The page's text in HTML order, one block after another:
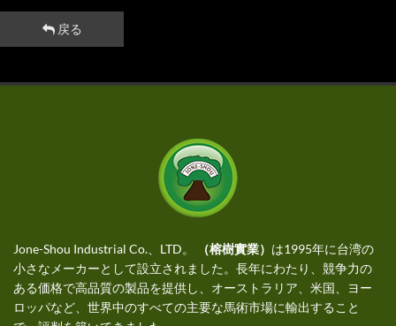
戻る
Jone-Shou Industrial Co.、LTD。 （榕樹實業） は1995年に台湾の
小さなメーカーとして設立されました。長年にわたり、競争力の
ある価格で高品質の製品を提供し、オーストラリア、米国、ヨー
ロッパなど、世界中のすべての主要な馬術市場に輸出すること